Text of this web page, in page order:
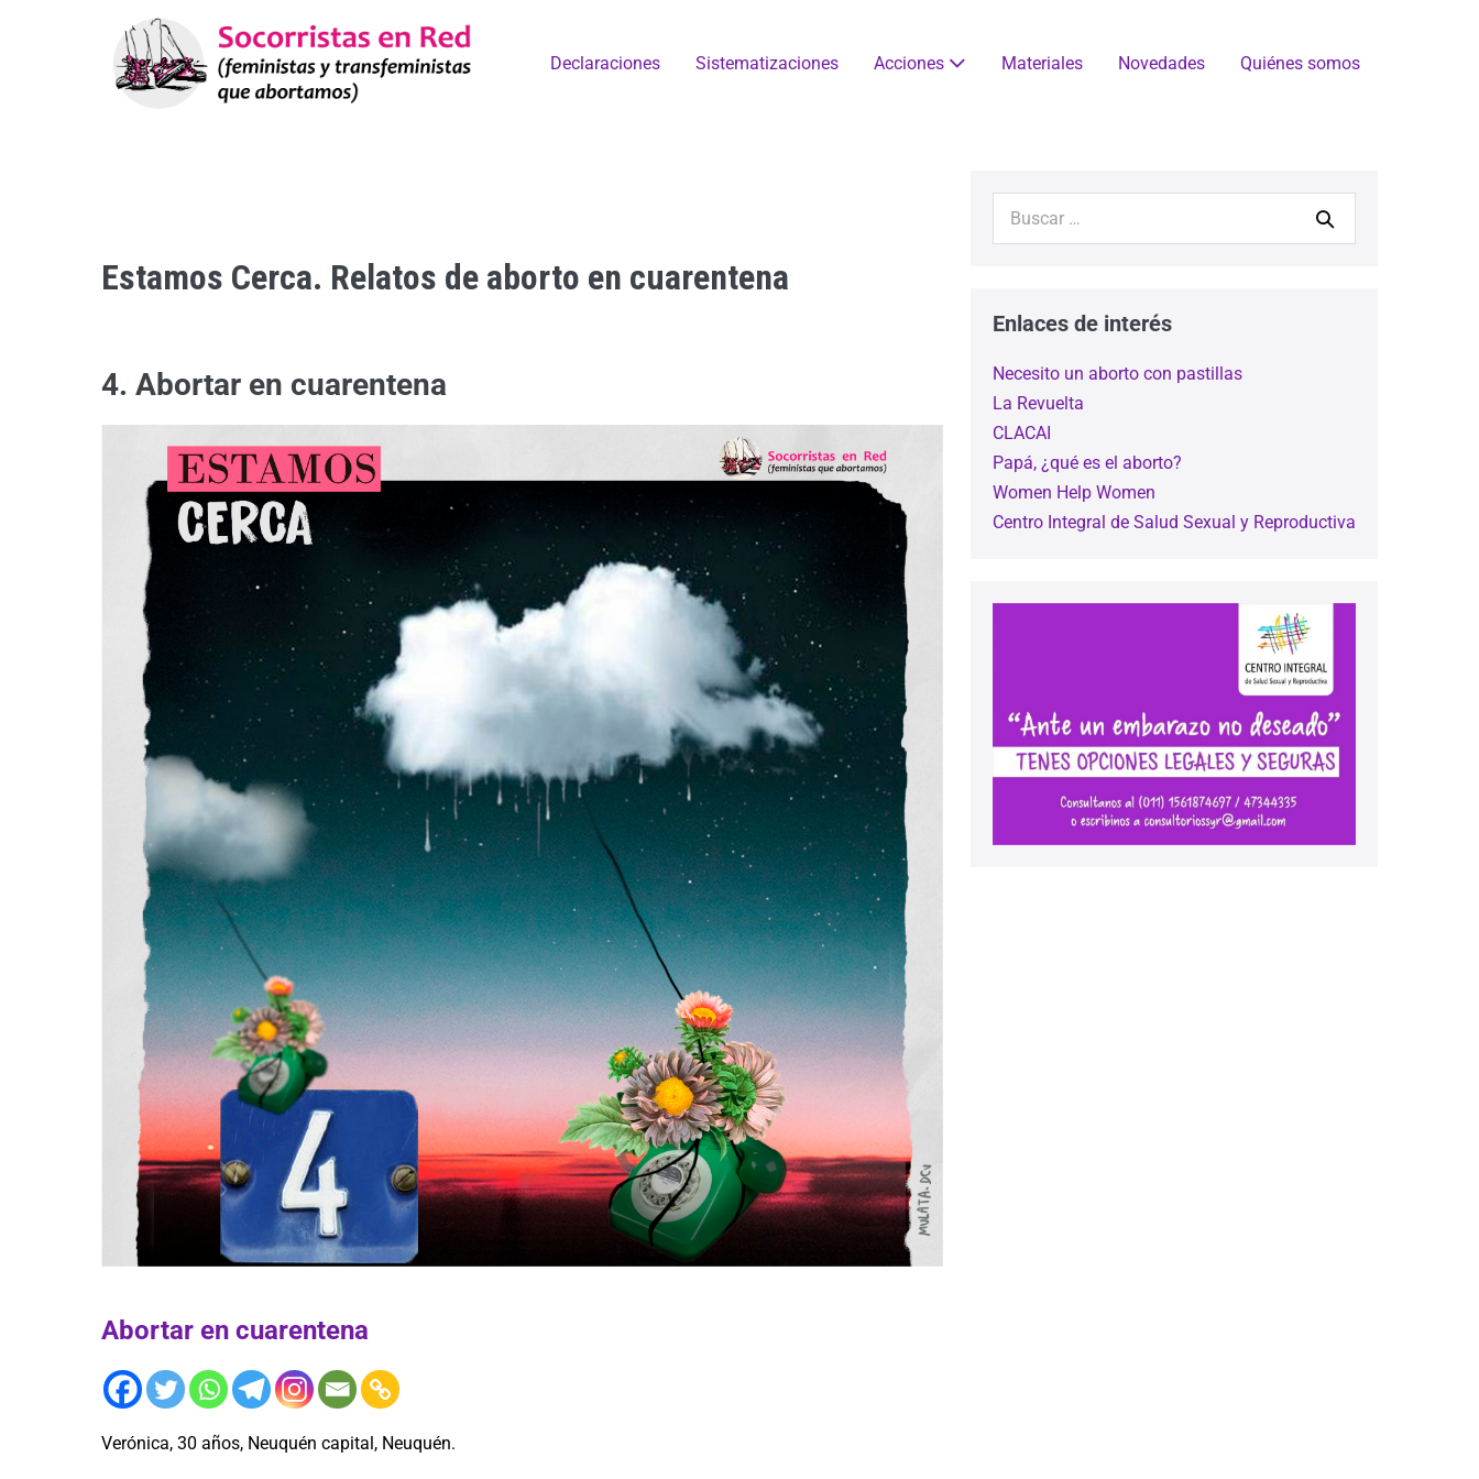
Declaraciones Sistematizaciones Acciones Materiales Novedades Quiénes somos
Estamos Cerca. Relatos de aborto en cuarentena
4. Abortar en cuarentena
Abortar en cuarentena
Verónica, 30 años, Neuquén capital, Neuquén.
Enlaces de interés
Necesito un aborto con pastillas
La Revuelta
CLACAI
Papá, ¿qué es el aborto?
Women Help Women
Centro Integral de Salud Sexual y Reproductiva